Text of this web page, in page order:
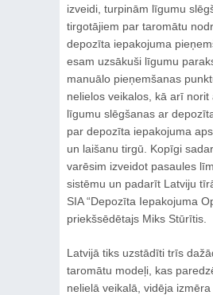
izveidi, turpinām līgumu
tirgotājiem par taromātu
depozīta iepakojuma
esam uzsākuši līgumu
manuālo pieņemšanas
nelielos veikalos, kā arī norit
līgumu slēgšanas ar
par depozīta iepakojuma
un laišanu tirgū. Kopīgi
varēsim izveidot pasaules
sistēmu un padarīt Latviju
SIA “Depozīta Iepakojuma
priekšsēdētajs Miks Stūrītis.
Latvijā tiks uzstādīti trīs
taromātu modeļi, kas
nelielā veikalā, vidēja